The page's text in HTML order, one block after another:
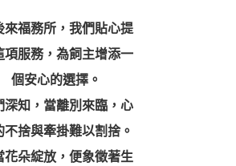
來福務所，我們貼心提
項服務，為飼主增添一
個安心的選擇。
深知，當離別來臨，心
不捨與牽掛難以割捨。
花朵綻放，便象徵著生